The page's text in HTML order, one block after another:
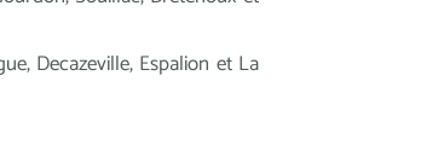
Decazeville, Espalion et La